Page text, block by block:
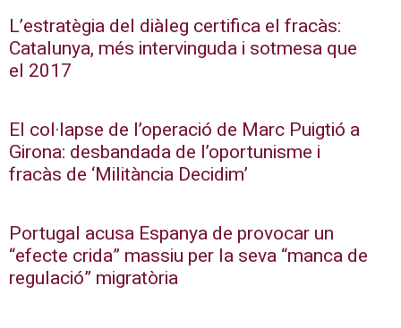
L’estratègia del diàleg certifica el fracàs:
Catalunya, més intervinguda i sotmesa que
el 2017
El col·lapse de l’operació de Marc Puigtió a
Girona: desbandada de l’oportunisme i
fracàs de ‘Militància Decidim’
Portugal acusa Espanya de provocar un
“efecte crida” massiu per la seva “manca de
regulació” migratòria